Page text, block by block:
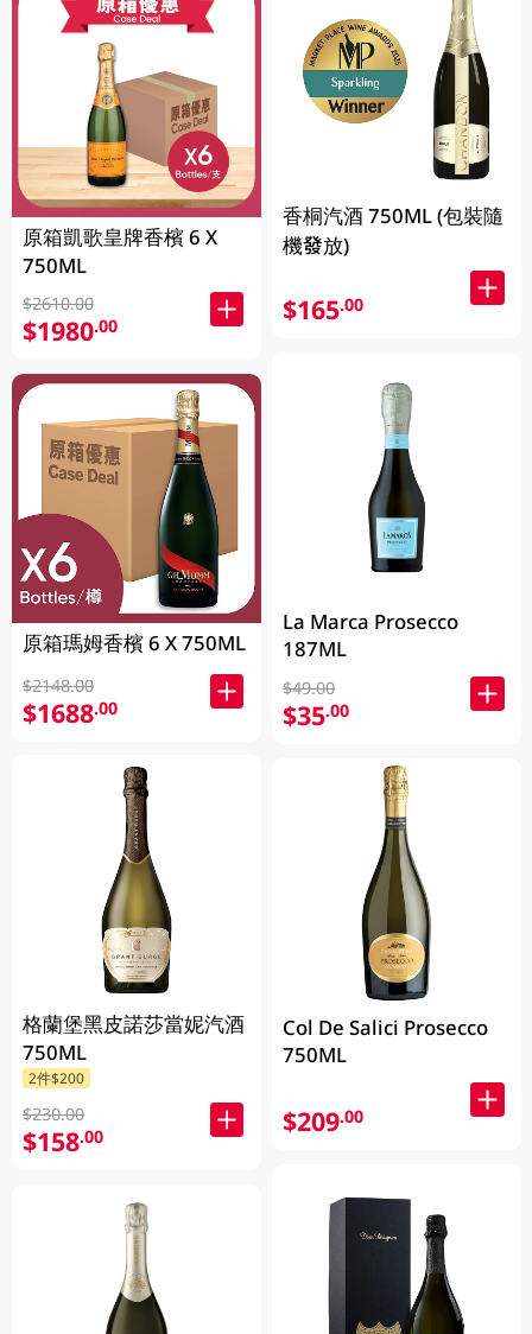
原箱凱歌皇牌香檳 6 X
750ML
$2610.00
$1980.00
原箱瑪姆香檳 6 X 750ML
$2148.00
$1688.00
格蘭堡黑皮諾莎當妮汽酒
750ML
2件$200
$230.00
$158.00
香桐汽酒 750ML (包裝隨
機發放)
$165.00
La Marca Prosecco
187ML
$49.00
$35.00
Col De Salici Prosecco
750ML
$209.00